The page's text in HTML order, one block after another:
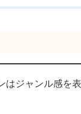
ジャンル感を